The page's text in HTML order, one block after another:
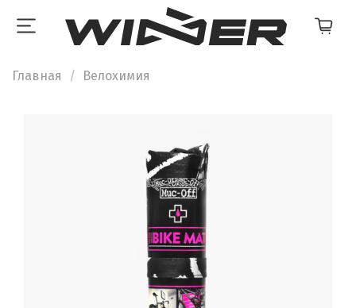
Главная Велохимия